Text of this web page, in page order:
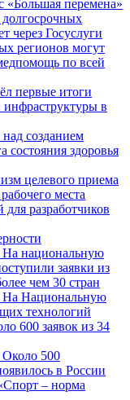
«Большая перемена»
через Госуслуги
регионов могут
по всей
первые итоги
инфраструктуры в
созданием
состояния здоровья
целевого приема
места
разработчиков
национальную
заявки из
чем 30 стран
Национальную
технологий
600 заявок из 34
500
в России
– норма